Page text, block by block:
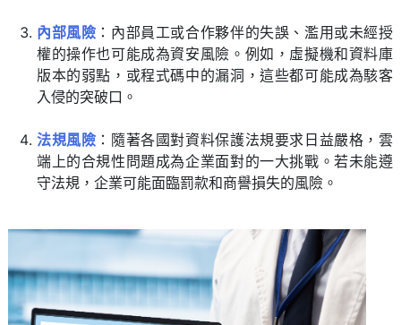
內部風險 ：內部員工或合作夥伴的失誤、濫用或未經授
權的操作也可能成為資安風險。例如，虛擬機和資料庫
版本的弱點，或程式碼中的漏洞，這些都可能成為駭客
入侵的突破口。
法規風險 ：隨著各國對資料保護法規要求日益嚴格，雲
端上的合規性問題成為企業面對的一大挑戰。若未能遵
守法規，企業可能面臨罰款和商譽損失的風險。